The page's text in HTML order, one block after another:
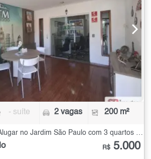
- suíte 2 vagas 200 m²
Casa Térrea para Alugar no Jardim São Paulo com 3 quartos - 200 m²
R$ 5.000